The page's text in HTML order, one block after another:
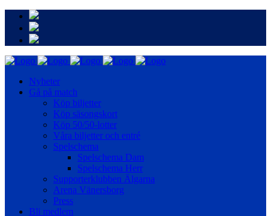
Nyheter
Gå på match
Köp biljetter
Köp säsongskort
Köp 50/50-lotter
Våra biljetter och entré
Spelschema
Spelschema Dam
Spelschema Herr
Supporterklubben Älgarna
Arena Vänersborg
Press
Bli medlem